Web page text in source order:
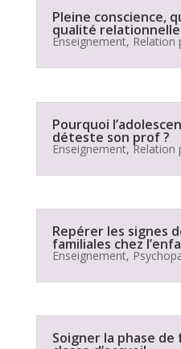
Pleine conscience,
qualité
Enseignement, Relation
Pourquoi
déteste son prof ?
Enseignement, Relation
Repérer les signes
familiales chez
Enseignement,
Soigner la phase